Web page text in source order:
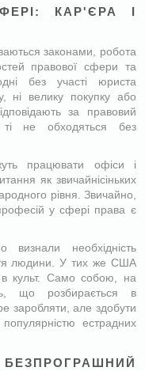
КАР'ЄРА І
законами, робота
правової сфери та
без участі юриста
ні велику покупку або
за правовий
не обходяться без
працювати офіси і
як звичайнісіньких
рівня. Звичайно,
у сфері права є
визнали необхідність
людини. У тих же США
в культ. Само собою, на
що розбирається в
заробляти, але здобути
естрадних
БЕЗПРОГРАШНИЙ